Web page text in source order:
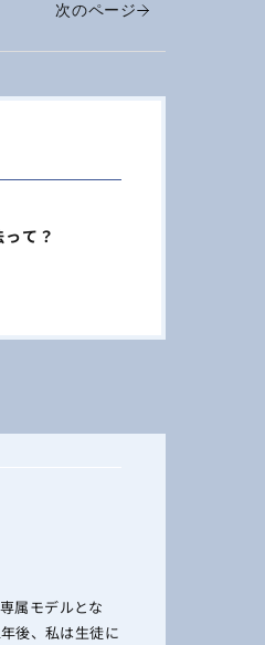
次のページ
て？
属モデルとな
後、私は生徒に